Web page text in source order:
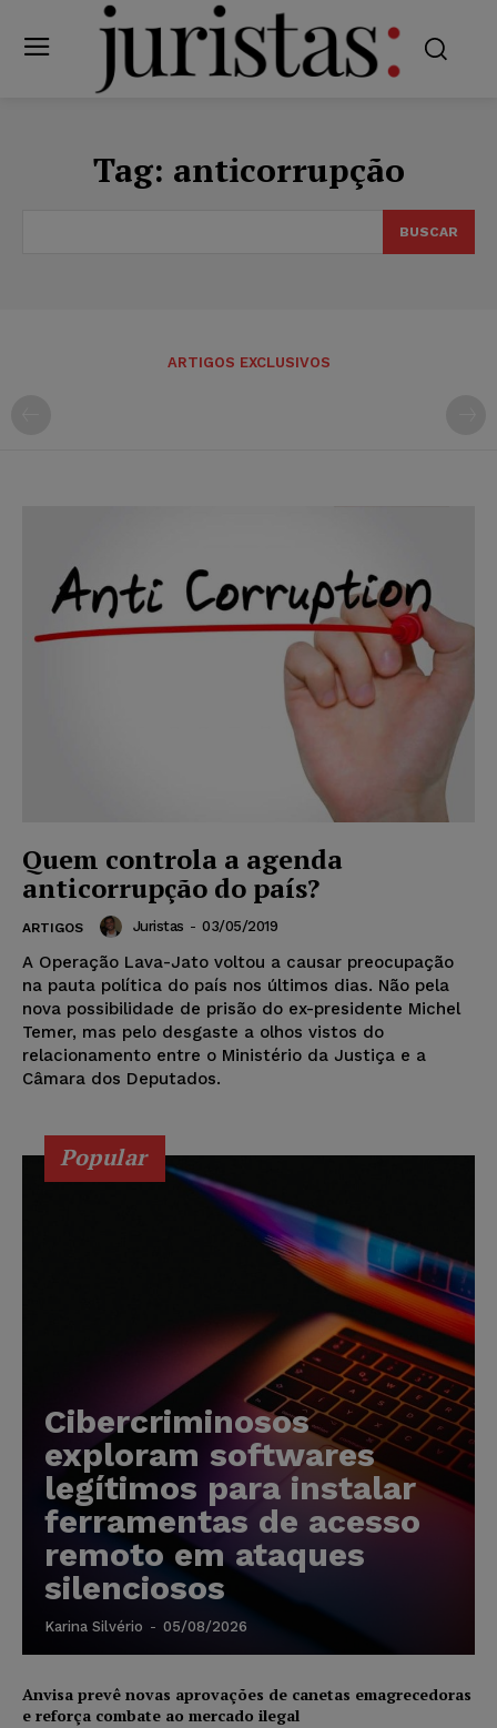
Tag: anticorrupção
BUSCAR
ARTIGOS EXCLUSIVOS
Quem controla a agenda
anticorrupção do país?
ARTIGOS Juristas - 03/05/2019
A Operação Lava-Jato voltou a causar preocupação
na pauta política do país nos últimos dias. Não pela
nova possibilidade de prisão do ex-presidente Michel
Temer, mas pelo desgaste a olhos vistos do
relacionamento entre o Ministério da Justiça e a
Câmara dos Deputados.
Popular
Cibercriminosos
exploram softwares
legítimos para instalar
ferramentas de acesso
remoto em ataques
silenciosos
Karina Silvério - 05/08/2026
Anvisa prevê novas aprovações de canetas emagrecedoras
e reforça combate ao mercado ilegal